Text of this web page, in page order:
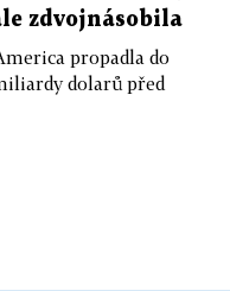
zdvojnásobila
propadla do
dolarů před